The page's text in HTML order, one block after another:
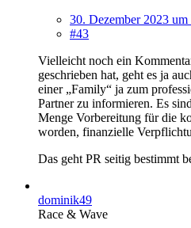
30. Dezember 2023 um
#43
Vielleicht noch ein
geschrieben hat, geht es ja
einer „Family“ ja zum
Partner zu informieren. Es
Menge Vorbereitung für die
worden, finanzielle
Das geht PR seitig bestimmt
dominik49
Race & Wave